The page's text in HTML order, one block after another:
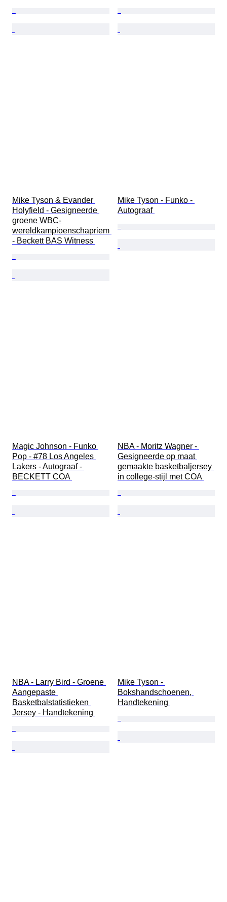
Mike Tyson & Evander
Holyfield - Gesigneerde
groene WBC-
wereldkampioenschapriem
- Beckett BAS Witness
Mike Tyson - Funko -
Autograaf
Magic Johnson - Funko
Pop - #78 Los Angeles
Lakers - Autograaf -
BECKETT COA
NBA - Moritz Wagner -
Gesigneerde op maat
gemaakte basketbaljersey
in college-stijl met COA
NBA - Larry Bird - Groene
Aangepaste
Basketbalstatistieken
Jersey - Handtekening
Mike Tyson -
Bokshandschoenen,
Handtekening